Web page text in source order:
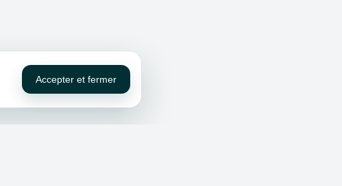
Accepter et fermer